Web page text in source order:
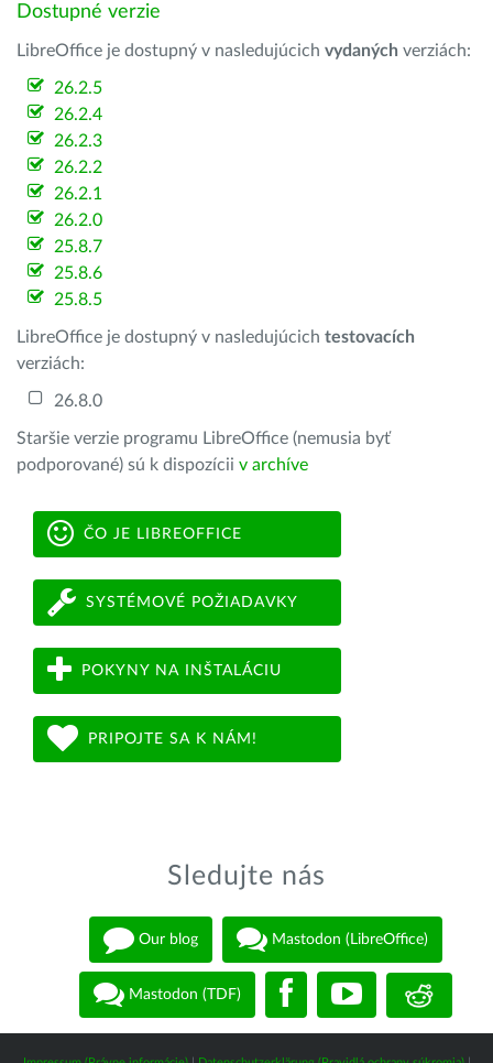
Dostupné verzie
LibreOffice je dostupný v nasledujúcich vydaných verziách:
26.2.5
26.2.4
26.2.3
26.2.2
26.2.1
26.2.0
25.8.7
25.8.6
25.8.5
LibreOffice je dostupný v nasledujúcich testovacích
verziách:
26.8.0
Staršie verzie programu LibreOffice (nemusia byť
podporované) sú k dispozícii v archíve
ČO JE LIBREOFFICE
SYSTÉMOVÉ POŽIADAVKY
POKYNY NA INŠTALÁCIU
PRIPOJTE SA K NÁM!
Sledujte nás
Our blog Mastodon (LibreOffice)
Mastodon (TDF)